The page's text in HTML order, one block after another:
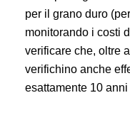
per il grano duro
monitorando i costi
verificare che, oltre
verifichino anche
esattamente 10